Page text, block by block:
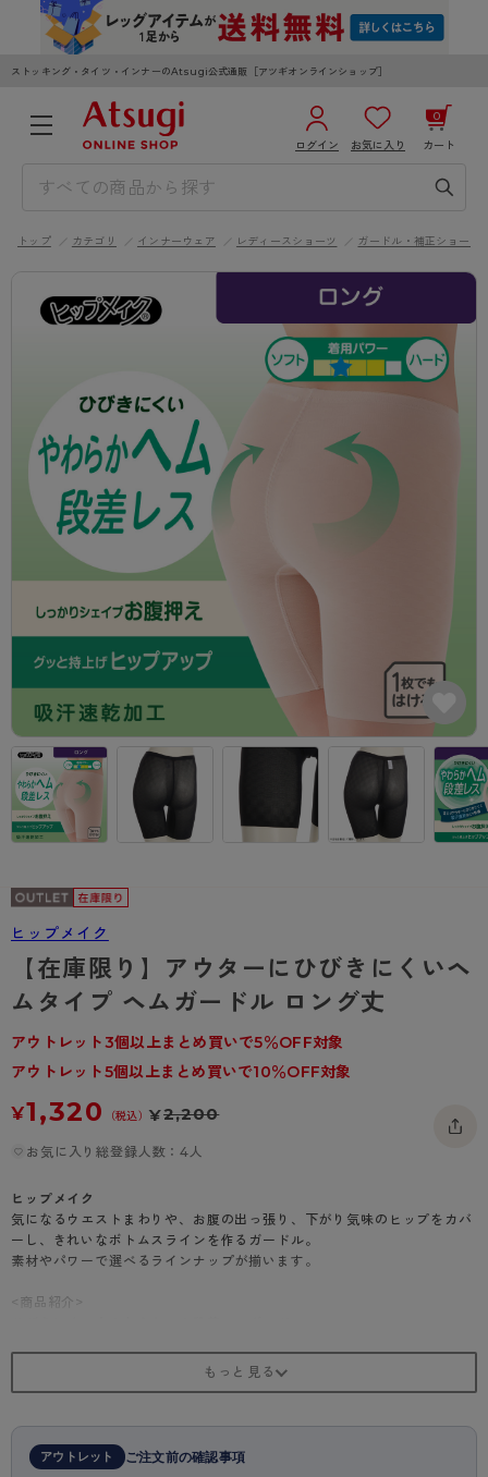
ストッキング・タイツ・インナーのAtsugi公式通販［アツギオンラインショップ］
ログイン お気に入り カート
0
3,980円以上のご購入で送料無料
ログイン／新規会員登録
WOMEN
カテゴリから探す
レッグウェア
ストッキング
- 無地ストッキング
- 柄ストッキング
- ショート丈ストッキング
- 着圧ストッキング
- パンティ部レスストッキング
タイツ
- 柄タイツ
- ひざ下丈タイツ
- 着圧タイツ
ソックス・靴下
レギンス・スパッツ
ブラジャー
- ノンワイヤーブラ
- ワイヤーブラ
- ブラトップ
ショーツ
- レギュラーショーツ
肌着・インナー
- 長袖（七分袖以上）
- タンクトップ
- カップ付きインナー
ライフスタイルウェア
ボトムス
トップス
ルームウェア・パジャマ
アクティブ・スポーツ
- スポーツブラ
雑貨・小物
レッグウエア
ソックス・靴下
クルー・レギュラー丈ソックス
スニーカー丈・くるぶし丈ソックス
ハイソックス
メンズパンツ
ボクサー
トランクス
Tバック・ビキニ
肌着・インナー
ライフスタイルウェア
ボトムス
トップス
ルームウェア・パジャマ
レッグウエア
タイツ
ソックス・靴下
クルー・レギュラー丈ソックス
スニーカー丈・くるぶし丈ソックス
ハイソックス
スクールソックス
ブラジャー
ノンワイヤーブラ
ワイヤーブラ
スポーツブラ
ショーツ
レギュラーショーツ
ブランドから探す
AZGI
アスティーグ
クリアビューティアクティブ
スゴスト
フェイクタイツ
hotto comfort
BT
スクールタイム
みんなの、みんなの。
CLINICAL
商品選びのお手伝い
お悩み別ガードル
ブラジャー特集
私に似合う、ストッキング選び
タイツの選び方
ご利用ガイド
はじめての方へ
よくある質問（FAQ）
配送方法について
返品・交換について
お問い合わせについて
トップ カテゴリ インナーウェア レディースショーツ ガードル・補正ショーツ
ヒップメイク
【在庫限り】アウターにひびきにくいヘ
ムタイプ ヘムガードル ロング丈
アウトレット3個以上まとめ買いで5％OFF対象
アウトレット5個以上まとめ買いで10％OFF対象
¥1,320 （税込） ¥2,200
お気に入り総登録人数：4人
ヒップメイク
気になるウエストまわりや、お腹の出っ張り、下がり気味のヒップをカバ
ーし、きれいなボトムスラインを作るガードル。
素材やパワーで選べるラインナップが揃います。
<商品紹介>
・吸汗速乾加工
・足口がアウターにひびきにくい
・1枚履き可能(綿マチ付)
アウトレット ご注文前の確認事項